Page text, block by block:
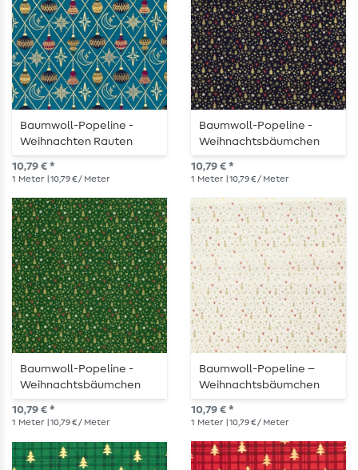
Baumwoll-Popeline -
Weihnachten Rauten
Kugeln Petrol Gold
10,79 € *
1 Meter | 10,79 € / Meter
Baumwoll-Popeline -
Weihnachtsbäumchen
Gold Navy
10,79 € *
1 Meter | 10,79 € / Meter
Baumwoll-Popeline -
Weihnachtsbäumchen
Gold Tannengrün
10,79 € *
1 Meter | 10,79 € / Meter
Baumwoll-Popeline –
Weihnachtsbäumchen
Gold Weiß
10,79 € *
1 Meter | 10,79 € / Meter